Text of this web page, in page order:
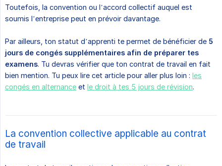
Toutefois, la convention ou l’accord collectif auquel est
soumis l’entreprise peut en prévoir davantage.
Par ailleurs, ton statut d’apprenti te permet de bénéficier de 5
jours de congés supplémentaires afin de préparer tes
examens. Tu devras vérifier que ton contrat de travail en fait
bien mention. Tu peux lire cet article pour aller plus loin : les
congés en alternance et le droit à tes 5 jours de révision.
La convention collective applicable au contrat
de travail